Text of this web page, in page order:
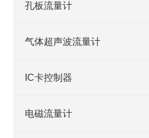
孔板流量计
气体超声波流量计
IC卡控制器
电磁流量计